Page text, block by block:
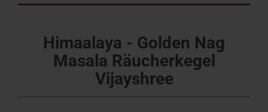
Himaalaya - Golden Nag
Masala Räucherkegel
Vijayshree